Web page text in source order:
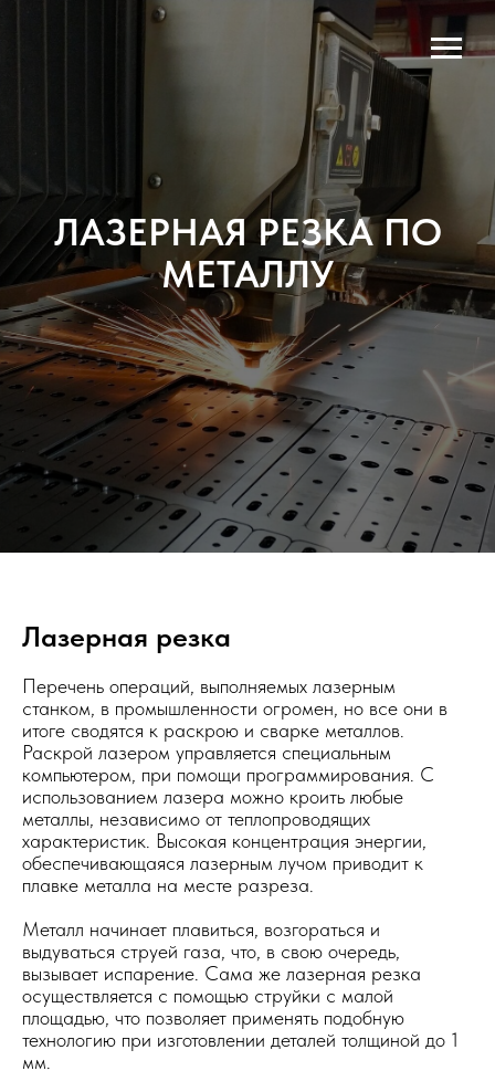
ЛАЗЕРНАЯ РЕЗКА ПО
МЕТАЛЛУ
Лазерная резка
Перечень операций, выполняемых лазерным
станком, в промышленности огромен, но все они в
итоге сводятся к раскрою и сварке металлов.
Раскрой лазером управляется специальным
компьютером, при помощи программирования. С
использованием лазера можно кроить любые
металлы, независимо от теплопроводящих
характеристик. Высокая концентрация энергии,
обеспечивающаяся лазерным лучом приводит к
плавке металла на месте разреза.
Металл начинает плавиться, возгораться и
выдуваться струей газа, что, в свою очередь,
вызывает испарение. Сама же лазерная резка
осуществляется с помощью струйки с малой
площадью, что позволяет применять подобную
технологию при изготовлении деталей толщиной до 1
мм.